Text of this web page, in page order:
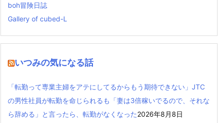
boh冒険日誌
Gallery of cubed-L
いつみの気になる話
「転勤って専業主婦をアテにしてるからもう期待できない」JTC
の男性社員が転勤を命じられるも「妻は3倍稼いでるので、それな
ら辞める」と言ったら、転勤がなくなった2026年8月8日